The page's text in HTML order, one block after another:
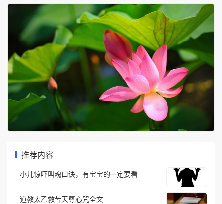
推荐内容
小儿惊吓叫魂口诀，有宝宝的一定要看
道教太乙救苦天尊心咒全文